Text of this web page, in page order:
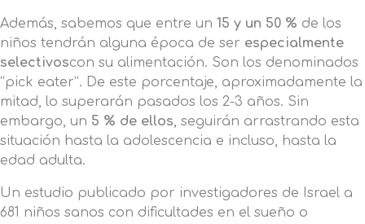
Además, sabemos que entre un 15 y un 50 % de los
niños tendrán alguna época de ser especialmente
selectivoscon su alimentación. Son los denominados
“pick eater”. De este porcentaje, aproximadamente la
mitad, lo superarán pasados los 2-3 años. Sin
embargo, un 5 % de ellos, seguirán arrastrando esta
situación hasta la adolescencia e incluso, hasta la
edad adulta.
Un estudio publicado por investigadores de Israel a
681 niños sanos con dificultades en el sueño o